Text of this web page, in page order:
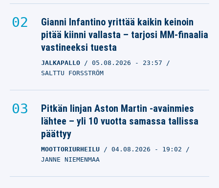
Gianni Infantino yrittää kaikin keinoin
pitää kiinni vallasta – tarjosi MM-finaalia
vastineeksi tuesta
JALKAPALLO 05.08.2026 - 23:57
SALTTU FORSSTRÖM
Pitkän linjan Aston Martin -avainmies
lähtee – yli 10 vuotta samassa tallissa
päättyy
MOOTTORIURHEILU 04.08.2026 - 19:02
JANNE NIEMENMAA